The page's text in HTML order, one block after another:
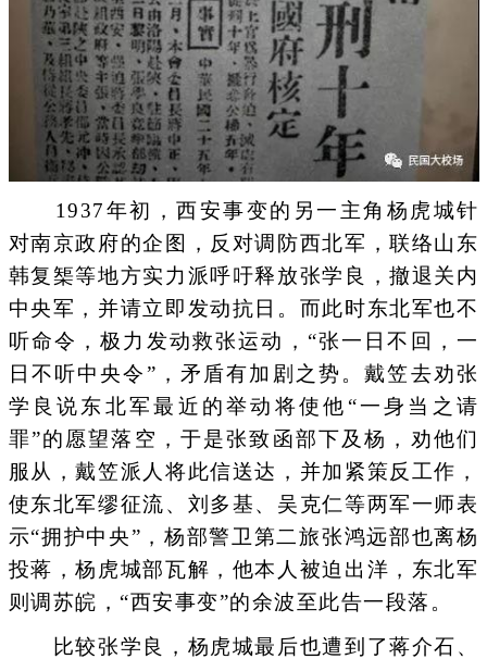
1937年初，西安事变的另一主角杨虎城针
对南京政府的企图，反对调防西北军，联络山东
韩复榘等地方实力派呼吁释放张学良，撤退关内
中央军，并请立即发动抗日。而此时东北军也不
听命令，极力发动救张运动，“张一日不回，一
日不听中央令”，矛盾有加剧之势。戴笠去劝张
学良说东北军最近的举动将使他“一身当之请
罪”的愿望落空，于是张致函部下及杨，劝他们
服从，戴笠派人将此信送达，并加紧策反工作，
使东北军缪征流、刘多基、吴克仁等两军一师表
示“拥护中央”，杨部警卫第二旅张鸿远部也离杨
投蒋，杨虎城部瓦解，他本人被迫出洋，东北军
则调苏皖，“西安事变”的余波至此告一段落。
比较张学良，杨虎城最后也遭到了蒋介石、